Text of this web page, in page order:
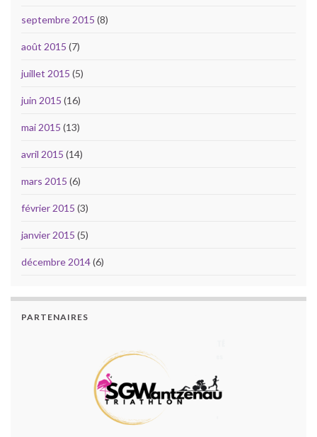
septembre 2015 (8)
août 2015 (7)
juillet 2015 (5)
juin 2015 (16)
mai 2015 (13)
avril 2015 (14)
mars 2015 (6)
février 2015 (3)
janvier 2015 (5)
décembre 2014(6)
PARTENAIRES